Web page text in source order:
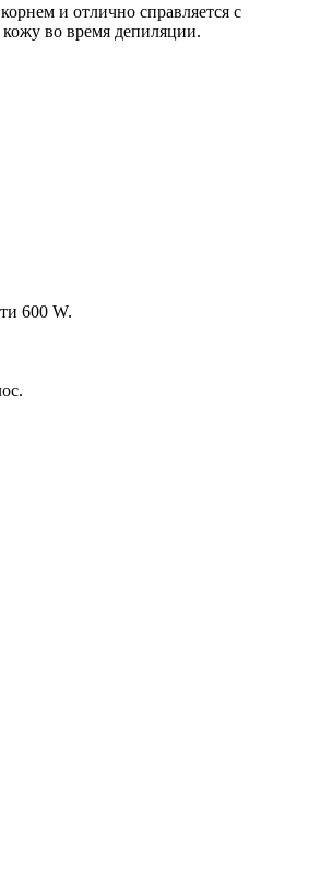
и отлично справляется с
во время депиляции.
600 W.